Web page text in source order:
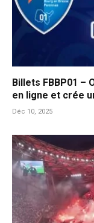
Billets FBBP01 –
en ligne et crée
Déc 10, 2025